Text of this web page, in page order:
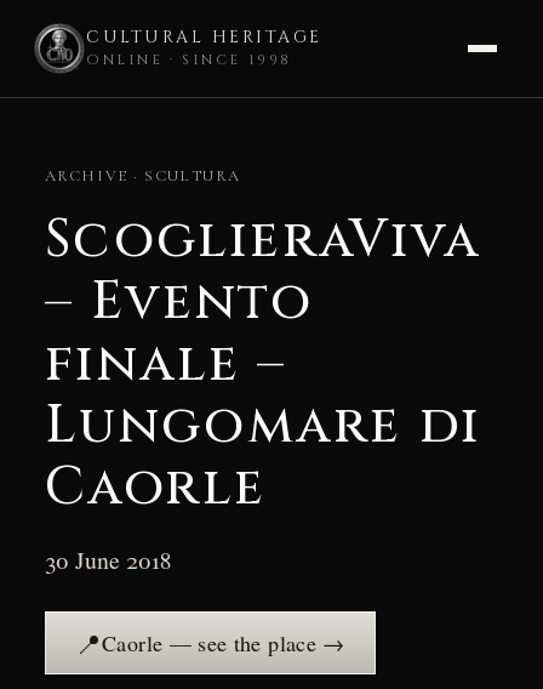
CULTURAL HERITAGE
ONLINE · SINCE 1998
contentARCHIVE · SCULTURA
ScoglieraViva
– Evento
finale –
Lungomare di
Caorle
30 June 2018
📍Caorle — see the place →